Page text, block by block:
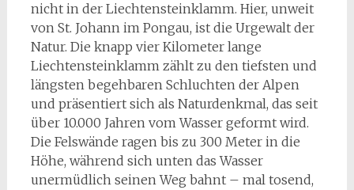
nicht in der Liechtensteinklamm. Hier, unweit
von St. Johann im Pongau, ist die Urgewalt der
Natur. Die knapp vier Kilometer lange
Liechtensteinklamm zählt zu den tiefsten und
längsten begehbaren Schluchten der Alpen
und präsentiert sich als Naturdenkmal, das seit
über 10.000 Jahren vom Wasser geformt wird.
Die Felswände ragen bis zu 300 Meter in die
Höhe, während sich unten das Wasser
unermüdlich seinen Weg bahnt – mal tosend,